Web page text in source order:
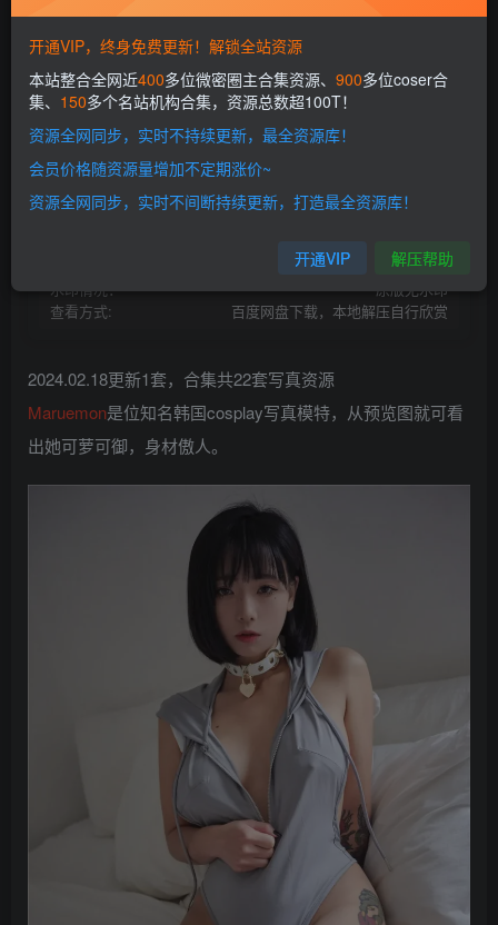
您暂无购买权限，请先开通会员
开通会员
网盘资源不会解压的请点此查看解压教程>
Gz/7z/Zip压缩包
水印情况：
原版无水印
查看方式:
百度网盘下载，本地解压自行欣赏
2024.02.18更新1套，合集共22套写真资源
Maruemon是位知名韩国cosplay写真模特，从预览图就可看
出她可萝可御，身材傲人。
开通VIP，终身免费更新！解锁全站资源
本站整合全网近400多位微密圈主合集资源、 900多位coser合
集、 150多个名站机构合集，资源总数超100T！
资源全网同步，实时不持续更新，最全资源库！
会员价格随资源量增加不定期涨价~
资源全网同步，实时不间断持续更新，打造最全资源库！
开通VIP 解压帮助